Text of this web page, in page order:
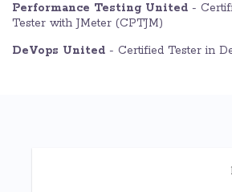
Performance Testing United -
Tester with JMeter (CPTJM)
DeVops United - Certified Tester in